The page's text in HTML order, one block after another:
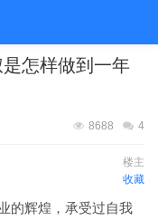
怎样做到一年
4
8688
楼主
收藏
的辉煌，承受过自我